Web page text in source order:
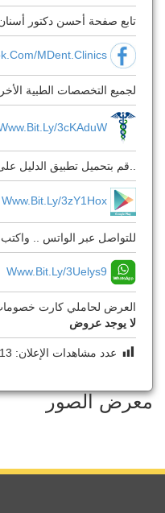
تابع صفحة أحسن دكتور
MDent.Clinics
لجميع التخصصات الطبية
3cKAduW
..قم بتحميل تطبيق الدليل على
Www.bit.ly/3zY1Hox
للتواصل عبر الواتس ..
Www.bit.ly/3Uelys9
العرض لحاملي كارت
لا يوجد عروض
عدد مشاهدات الإعلان:
معرض الصور